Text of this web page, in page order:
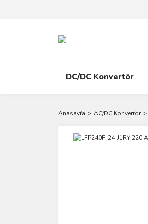
DC/DC Konvertör
Anasayfa AC/DC Konvertör